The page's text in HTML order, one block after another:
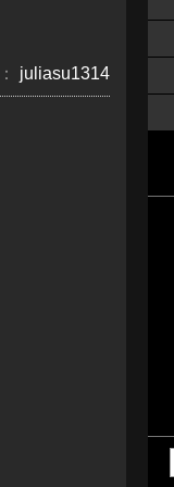
juliasu1314